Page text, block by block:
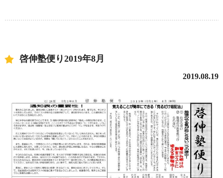
啓伸塾便り2019年8月
2019.08.19